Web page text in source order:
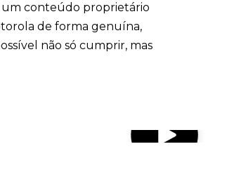
um conteúdo proprietário
de forma genuína,
não só cumprir, mas